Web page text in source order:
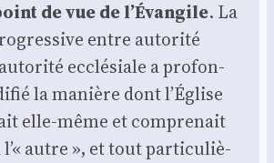
de vue de l’Évangile. La
entre auto­ri­té
ecclé­siale a pro­fon­
la manière dont l’Église
elle-même et com­pre­nait
l’« autre », et tout par­ti­cu­liè­